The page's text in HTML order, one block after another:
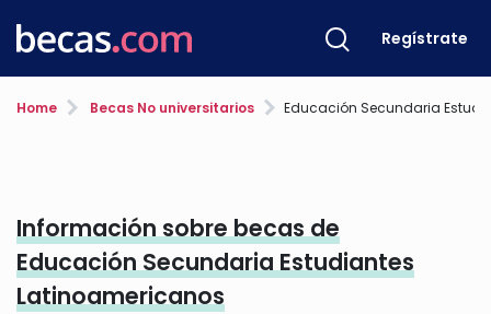
Regístrate
Home Becas No universitarios Educación Secundaria Estudiantes
Información sobre becas de
Educación Secundaria Estudiantes
Latinoamericanos